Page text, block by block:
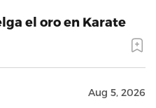
el oro en Karate
Aug 5, 2026